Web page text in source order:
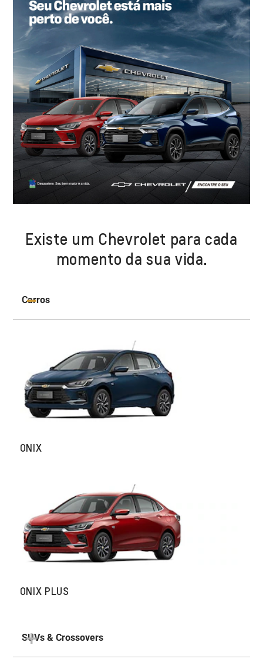
Existe um Chevrolet para cada
momento da sua vida.
Carros
ONIX
ONIX PLUS
SUVs & Crossovers